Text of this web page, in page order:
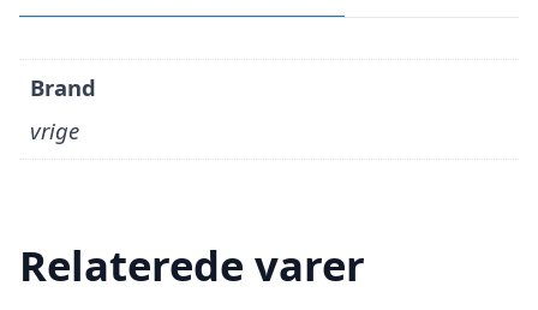
Brand
vrige
Relaterede varer